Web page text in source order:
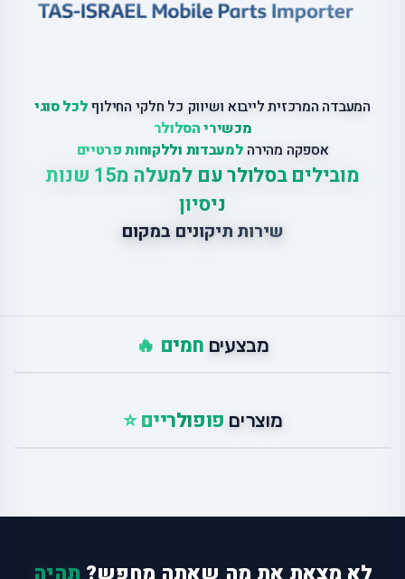
המעבדה המרכזית לייבוא ושיווק כל חלקי החילוףלכל סוגי
מכשירי הסלולר
אספקה מהירה למעבדות וללקוחות פרטיים
מובילים בסלולר עם למעלה מ15 שנות
ניסיון
שירות תיקונים במקום
מבצעים חמים 🔥
מוצרים פופולריים ⭐
לא מצאת את מה שאתה מחפש? תהיה